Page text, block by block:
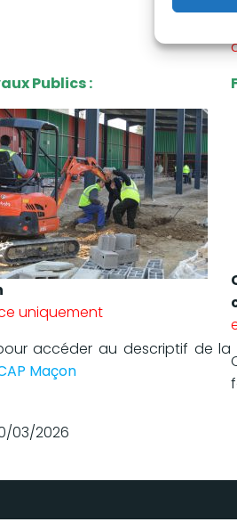
Publics :
uniquement
accéder au descriptif de la
Maçon
03/2026